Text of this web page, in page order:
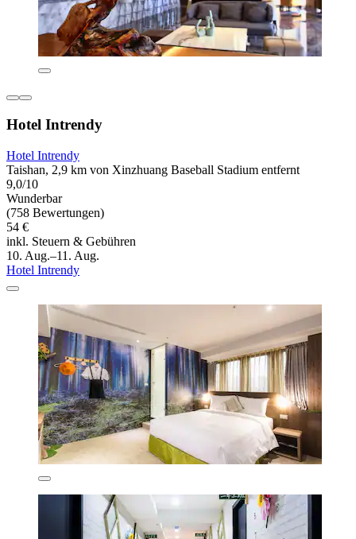
Hotel Intrendy
Hotel Intrendy
Taishan, 2,9 km von Xinzhuang Baseball Stadium entfernt
9,0/10
Wunderbar
(758 Bewertungen)
54 €
inkl. Steuern & Gebühren
10. Aug.–11. Aug.
Hotel Intrendy